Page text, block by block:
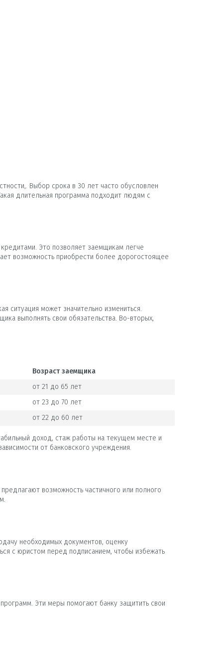
Выбор срока в 30 лет часто обусловлен
длительная программа подходит людям с
Это позволяет заемщикам легче
возможность приобрести более дорогостоящее
ситуация может значительно измениться.
выполнять свои обязательства. Во-вторых,
Возраст заемщика
от 21 до 65 лет
от 23 до 70 лет
от 22 до 60 лет
доход, стаж работы на текущем месте и
от банковского учреждения.
возможность частичного или полного
необходимых документов, оценку
с юристом перед подписанием, чтобы избежать
Эти меры помогают банку защитить свои